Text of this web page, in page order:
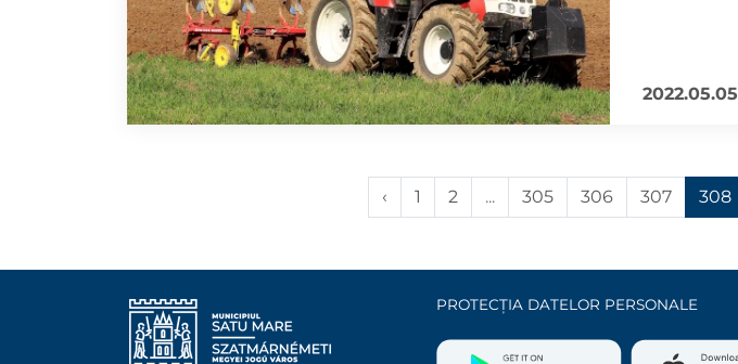
2022.05.05
‹ 1 2 ... 305 306 307 308
PROTECȚIA DATELOR PERSONALE